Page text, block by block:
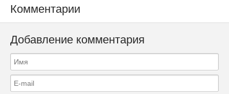
Комментарии
Добавление комментария